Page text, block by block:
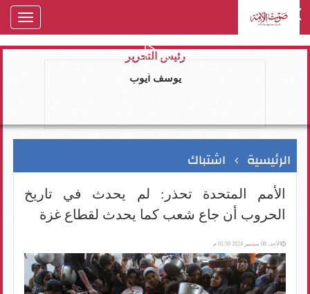
رئيس التحرير
يوسف ايوب
الرئيسية اشتباك
الأمم المتحدة تحذر: لم يحدث في تاريخ
الحروب أن جاع شعب كما يحدث لقطاع غزة
الأحد، 08 سبتمبر 2024 01:50 م